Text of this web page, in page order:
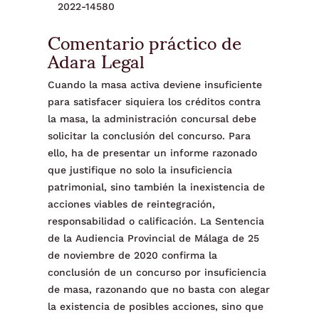
2022-14580
Comentario práctico de
Adara Legal
Cuando la masa activa deviene insuficiente
para satisfacer siquiera los créditos contra
la masa, la administración concursal debe
solicitar la conclusión del concurso. Para
ello, ha de presentar un informe razonado
que justifique no solo la insuficiencia
patrimonial, sino también la inexistencia de
acciones viables de reintegración,
responsabilidad o calificación. La Sentencia
de la Audiencia Provincial de Málaga de 25
de noviembre de 2020 confirma la
conclusión de un concurso por insuficiencia
de masa, razonando que no basta con alegar
la existencia de posibles acciones, sino que